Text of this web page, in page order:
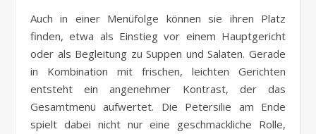
Auch in einer Menüfolge können sie ihren Platz
finden, etwa als Einstieg vor einem Hauptgericht
oder als Begleitung zu Suppen und Salaten. Gerade
in Kombination mit frischen, leichten Gerichten
entsteht ein angenehmer Kontrast, der das
Gesamtmenü aufwertet. Die Petersilie am Ende
spielt dabei nicht nur eine geschmackliche Rolle,